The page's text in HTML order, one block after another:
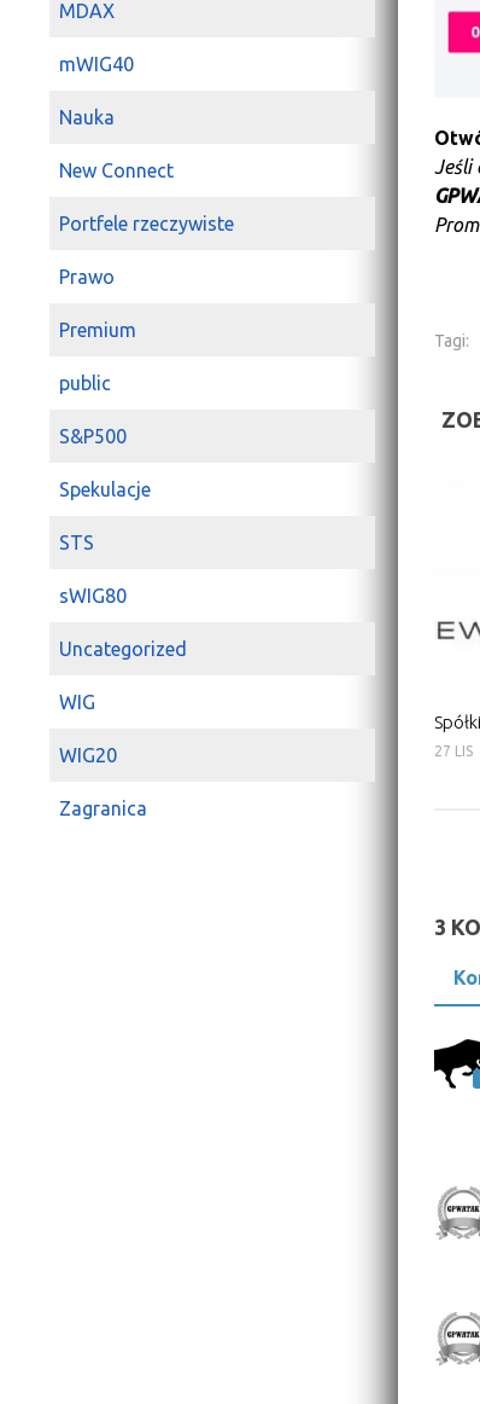
Jeśli
Tagi:
27 LIS
3
MDAX
mWIG40
Nauka
New Connect
Portfele rzeczywiste
Prawo
Premium
public
S&P500
Spekulacje
STS
sWIG80
Uncategorized
WIG
WIG20
Zagranica